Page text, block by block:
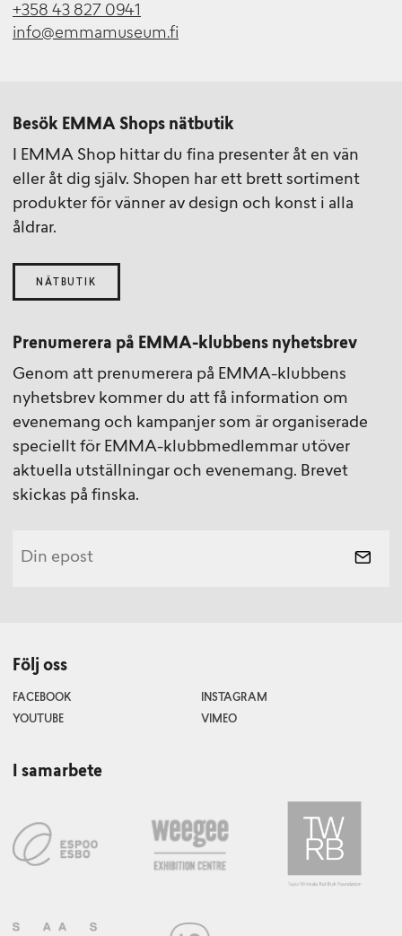
+358 43 827 0941
info@emmamuseum.fi
Besök EMMA Shops nätbutik
I EMMA Shop hittar du fina presenter åt en vän
eller åt dig själv. Shopen har ett brett sortiment
produkter för vänner av design och konst i alla
åldrar.
NÄTBUTIK
Prenumerera på EMMA-klubbens nyhetsbrev
Genom att prenumerera på EMMA-klubbens
nyhetsbrev kommer du att få information om
evenemang och kampanjer som är organiserade
speciellt för EMMA-klubbmedlemmar utöver
aktuella utställningar och evenemang. Brevet
skickas på finska.
Följ oss
FACEBOOK
INSTAGRAM
YOUTUBE
VIMEO
I samarbete